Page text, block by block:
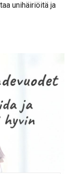
unihäiriöitä ja